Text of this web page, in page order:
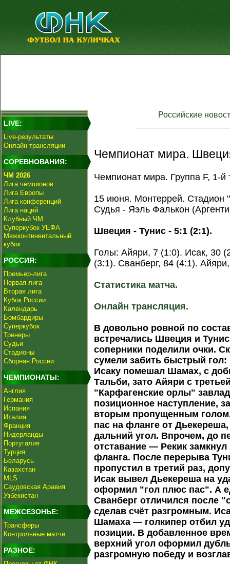
LIVE:
Live-результаты
Онлайн трансляции
СОРЕВНОВАНИЯ:
ЧМ 2026
Лига чемпионов
Лига Европы
Лига конференций
Лига наций
Клубный ЧМ
Суперкубок УЕФА
Межконтинентальный
кубок
РОССИЯ:
Премьер-лига
Первая лига
Вторая лига
Кубок России
Календарь
Бомбардиры
Суперкубок
Тренеры
Судьи
Стадионы
Сборная России
ЧЕМПИОНАТЫ:
Англия
Германия
Испания
Италия
Франция
Нидерланды
Португалия
Турция
Беларусь
Казахстан
MLS
Саудовская Аравия
Узбекистан
МЕЖСЕЗОНЬЕ:
Трансферы
Контрольные матчи
РАЗНОЕ:
Российские
Чемпионат мира.
Чемпионат мира. Группа F, 1-й
15 июня. Монтеррей. Стадион
Судья - Яэль Фалькон
Швеция - Тунис - 5:1 (2:1).
Голы: Айяри, 7 (1:0). Исак, 30
(3:1). Сванберг, 84 (4:1).
Статистика матча.
Онлайн трансляция.
В довольно ровной по
встречались Швеция и
соперники поделили очки.
сумели забить быстрый
Исаку помешал Шамах, с
Тальби, зато Айяри с
"Карфагенские орлы"
позиционное наступление,
вторым пропущенным
пас на фланге от
дальний угол. Впрочем, до
отставание — Рекик
фланга. После перерыва
пропустил в третий раз,
Исак вывел Дьекереша на
оформил "гол плюс пас". А
Сванберг отличился после
сделав счёт разгромным.
Шамаха — голкипер отбил
позиции. В добавленное
верхний угол оформил
разгромную победу и